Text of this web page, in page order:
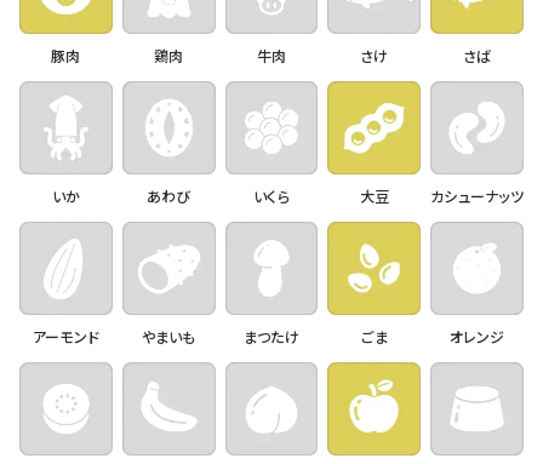
豚肉 鶏肉 牛肉 さけ さば
いか あわび いくら 大豆 カシューナッツ
アーモンド やまいも まつたけ ごま オレンジ